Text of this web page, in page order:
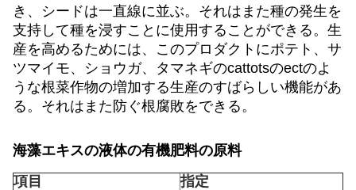
き、シードは一直線に並ぶ。それはまた種の発生を
支持して種を浸すことに使用することができる。生
産を高めるためには、このプロダクトにポテト、サ
ツマイモ、ショウガ、タマネギのcattotsのectのよ
うな根菜作物の増加する生産のすばらしい機能があ
る。それはまた防ぐ根腐敗をできる。
海藻エキスの液体の有機肥料の原料
項目
指定